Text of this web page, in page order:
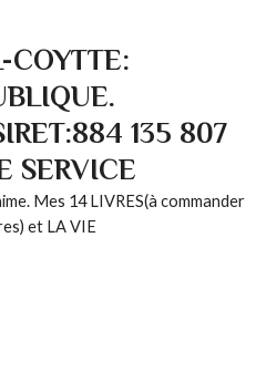
COYTTE:
135 807
SERVICE
Mes 14 LIVRES(à commander
et LA VIE